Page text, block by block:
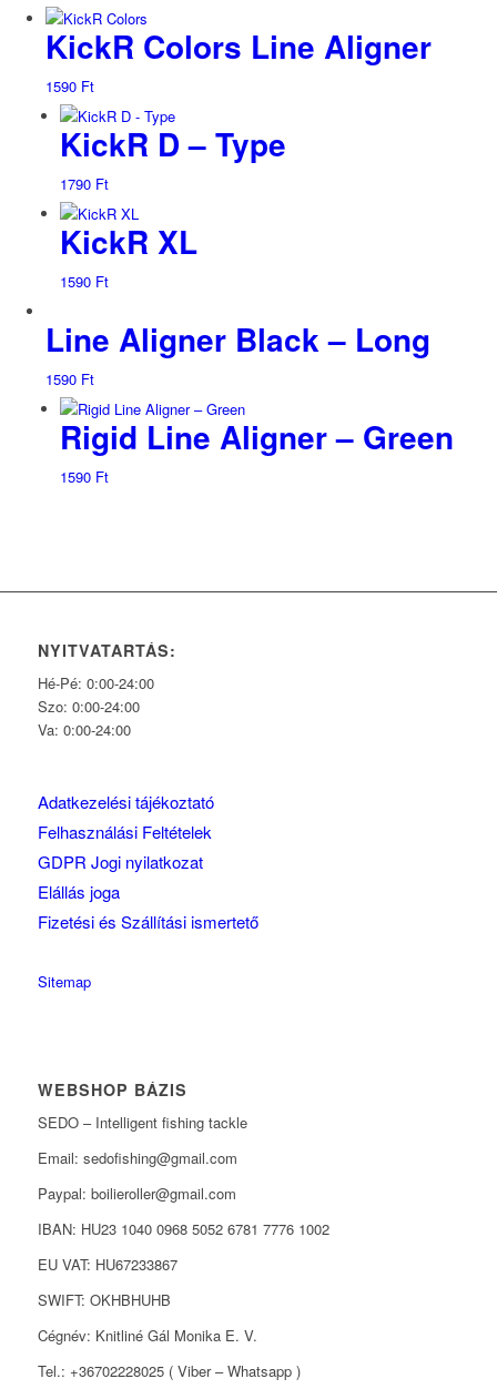
KickR Colors Line Aligner
1590 Ft
KickR D – Type
1790 Ft
KickR XL
1590 Ft
Line Aligner Black – Long
1590 Ft
Rigid Line Aligner – Green
1590 Ft
NYITVATARTÁS:
Hé-Pé: 0:00-24:00
Szo: 0:00-24:00
Va: 0:00-24:00
Adatkezelési tájékoztató
Felhasználási Feltételek
GDPR Jogi nyilatkozat
Elállás joga
Fizetési és Szállítási ismertető
Sitemap
WEBSHOP BÁZIS
SEDO – Intelligent fishing tackle
Email: sedofishing@gmail.com
Paypal: boilieroller@gmail.com
IBAN: HU23 1040 0968 5052 6781 7776 1002
EU VAT: HU67233867
SWIFT: OKHBHUHB
Cégnév: Knitliné Gál Monika E. V.
Tel.: +36702228025 ( Viber – Whatsapp )